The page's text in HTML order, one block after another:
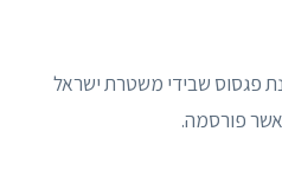
נעשו באמצעות תוכנת פגסוס שבידי משטרת ישראל